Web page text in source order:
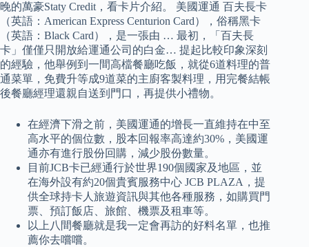
晚的萬豪Staty Credit，看卡片介紹。 美國運通 百夫長卡
（英語：American Express Centurion Card），俗稱黑卡
（英語：Black Card），是一張由 … 最初，「百夫長
卡」僅僅只開放給運通公司的白金… 提起比較印象深刻
的經驗，他舉例到一間高檔餐廳吃飯，就從6道料理的普
通菜單，免費升等成9道菜的主廚客製料理，用完餐結帳
後餐廳經理還親自送到門口，再提供小禮物。
在經濟下滑之前，美國運通的增長一直維持在中至
高水平的個位數，股本回報率高達約30%，美國運
通亦有進行股份回購，減少股份數量。
目前JCB卡已經通行於世界190個國家及地區，並
在海外設有約20個貴賓服務中心 JCB PLAZA，提
供全球持卡人旅遊資訊與其他各種服務，如購買門
票、預訂飯店、旅館、機票及租車等。
以上八間餐廳就是我一定會再訪的好料名單，也推
薦你去嚐嚐。